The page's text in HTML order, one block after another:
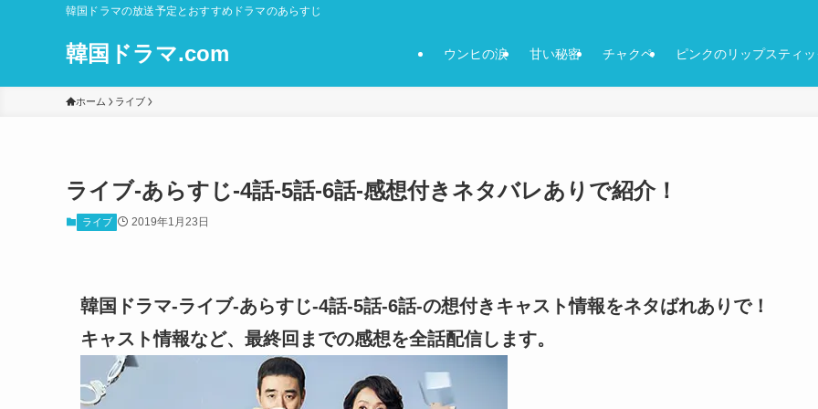
韓国ドラマの放送予定とおすすめドラマのあらすじ
韓国ドラマ.com ウンヒの涙 甘い秘密 チャクペ ピンクのリップスティ
ホーム ライブ
ライブ-あらすじ-4話-5話-6話-感想付きネタバレありで紹介！
ライブ 2019年1月23日
韓国ドラマ-ライブ-あらすじ-4話-5話-6話-の想付きキャスト情報をネタばれありで！
キャスト情報など、最終回までの感想を全話配信します。